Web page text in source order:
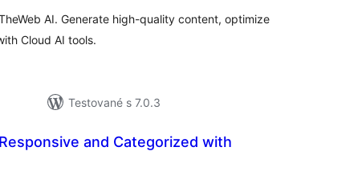
AI. Generate high-quality content, optimize
Cloud AI tools.
Testované s 7.0.3
and Categorized with